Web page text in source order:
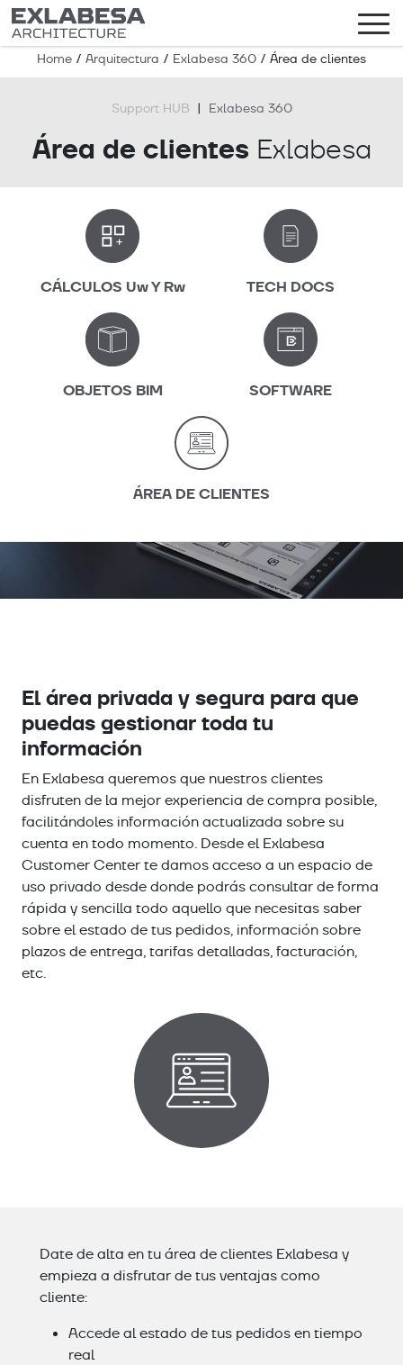
Home / Arquitectura / Exlabesa 360 / Área de clientes
Support HUB | Exlabesa 360
Área de clientes Exlabesa
CÁLCULOS Uw Y Rw TECH DOCS
OBJETOS BIM SOFTWARE
ÁREA DE CLIENTES
El área privada y segura para que
puedas gestionar toda tu
información
En Exlabesa queremos que nuestros clientes
disfruten de la mejor experiencia de compra posible,
facilitándoles información actualizada sobre su
cuenta en todo momento. Desde el Exlabesa
Customer Center te damos acceso a un espacio de
uso privado desde donde podrás consultar de forma
rápida y sencilla todo aquello que necesitas saber
sobre el estado de tus pedidos, información sobre
plazos de entrega, tarifas detalladas, facturación,
etc.
Date de alta en tu área de clientes Exlabesa y
empieza a disfrutar de tus ventajas como
cliente:
Accede al estado de tus pedidos en tiempo
real